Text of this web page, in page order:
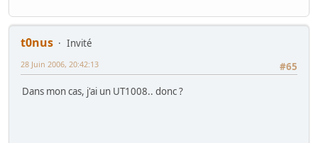
t0nus
Invité
#65
28 Juin 2006, 20:42:13
Dans mon cas, j'ai un UT1008.. donc ?